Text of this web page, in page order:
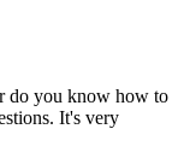
do you know how to
It's very